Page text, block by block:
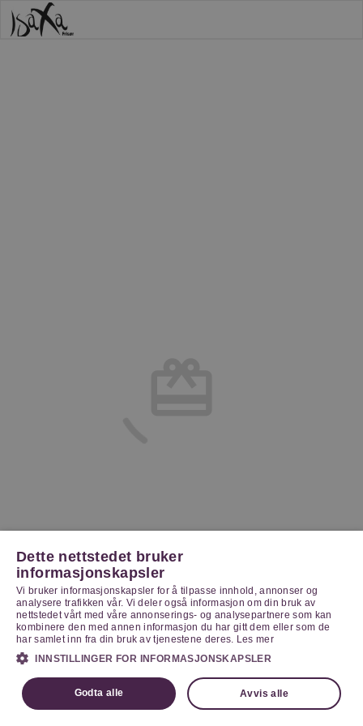
Dette nettstedet bruker
informasjonskapsler
Vi bruker informasjonskapsler for å tilpasse innhold, annonser og
analysere trafikken vår. Vi deler også informasjon om din bruk av
nettstedet vårt med våre annonserings- og analysepartnere som kan
kombinere den med annen informasjon du har gitt dem eller som de
har samlet inn fra din bruk av tjenestene deres. Les mer
INNSTILLINGER FOR INFORMASJONSKAPSLER
Godta alle Avvis alle